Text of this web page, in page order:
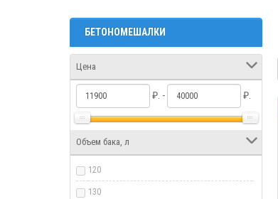
БЕТОНОМЕШАЛКИ
Цена
₽. - ₽.
Объем бака, л
120
130